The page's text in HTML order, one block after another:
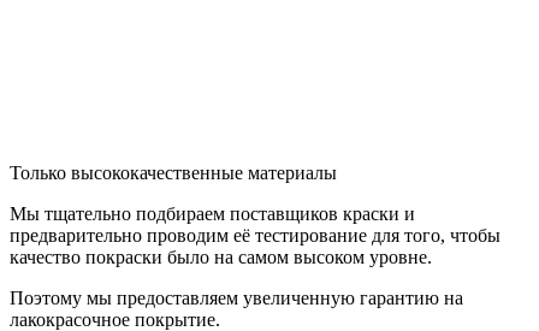
Только высоко­качественные материалы
Мы тщательно подбираем поставщиков краски и
предварительно проводим её тестирование для того, чтобы
качество покраски было на самом высоком уровне.
Поэтому мы предоставляем увеличенную гарантию на
лакокрасочное покрытие.